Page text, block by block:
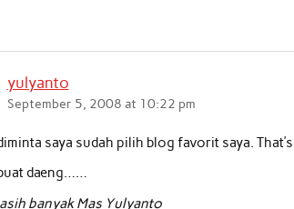
yulyanto
September 5, 2008 at 10:22 pm
saya sudah pilih blog favorit saya.
daeng……
banyak Mas Yulyanto